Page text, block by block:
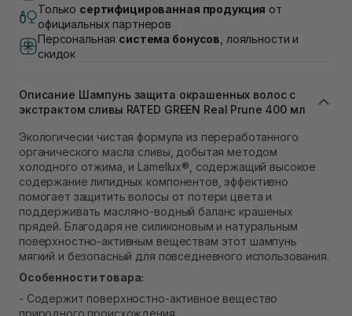
Самовывоз г. Львов, ул. Академика Подстригача,
1В (Duck's Lake)
Самовывоз г. Львов ул. Степана Бандеры 43
В наличии
Самовывоз Ровно
Самовывоз г. Ровно, ул. Кулика и Гудачека 23 (ТЦ
Экватор)
Только сертифицированная продукция от
официальных партнеров
Персональная система бонусов , лояльности и
скидок
Описание Шампунь защита окрашенных волос с
экстрактом сливы RATED GREEN Real Prune 400 мл
Экологически чистая формула из переработанного
органического масла сливы, добытая методом
холодного отжима, и Lamellux®, содержащий высокое
содержание липидных компонентов, эффективно
помогает защитить волосы от потери цвета и
поддерживать масляно-водный баланс крашеных
прядей. Благодаря не силиконовым и натуральным
поверхностно-активным веществам этот шампунь
мягкий и безопасный для повседневного использования.
Особенности товара:
- Содержит поверхностно-активное вещество